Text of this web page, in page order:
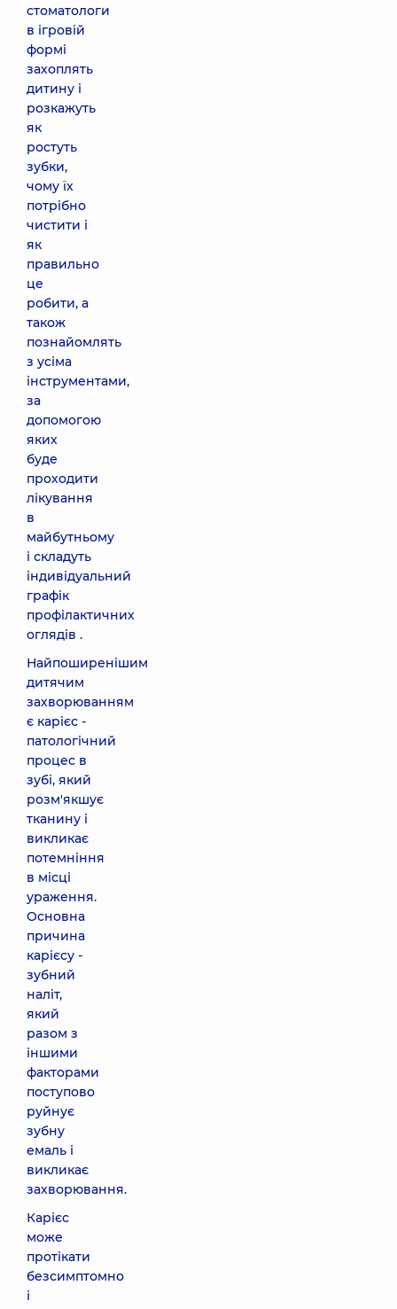
стоматологи
в ігровій
формі
захоплять
дитину і
розкажуть
як
ростуть
зубки,
чому їх
потрібно
чистити і
як
правильно
це
робити, а
також
познайомлять
з усіма
інструментами,
за
допомогою
яких
буде
проходити
лікування
в
майбутньому
і складуть
індивідуальний
графік
профілактичних
оглядів .
Найпоширенішим
дитячим
захворюванням
є карієс -
патологічний
процес в
зубі, який
розм'якшує
тканину і
викликає
потемніння
в місці
ураження.
Основна
причина
карієсу -
зубний
наліт,
який
разом з
іншими
факторами
поступово
руйнує
зубну
емаль і
викликає
захворювання.
Карієс
може
протікати
безсимптомно
і